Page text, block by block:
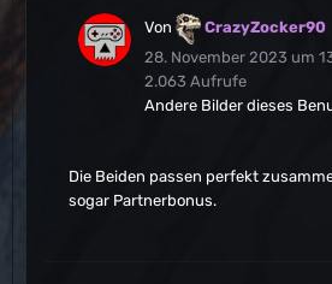
Von
CrazyZocker90
28. November 2023 um
2.063 Aufrufe
Andere Bilder dieses
Die Beiden passen perfekt
sogar Partnerbonus.